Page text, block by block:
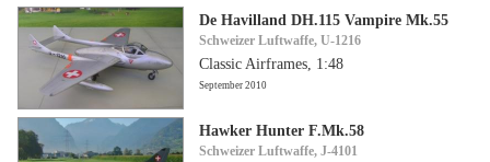
De Havilland DH.115 Vampire Mk.55
Schweizer Luftwaffe, U-1216
Classic Airframes, 1:48
September 2010
Hawker Hunter F.Mk.58
Schweizer Luftwaffe, J-4101